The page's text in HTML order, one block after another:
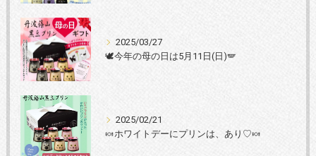
2025/03/27
🕊️今年の母の日は5月11日(日)🪽
2025/02/21
🍬ホワイトデーにプリンは、あり♡🍬